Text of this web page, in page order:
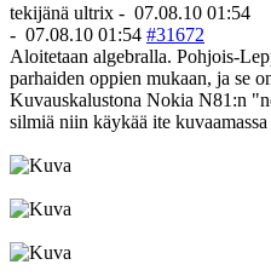
tekijänä ultrix - 07.08.10 01:54
- 07.08.10 01:54 #31672
Aloitetaan algebralla. Pohjois-
parhaiden oppien mukaan, ja se
Kuvauskalustona Nokia N81:n
silmiä niin käykää ite